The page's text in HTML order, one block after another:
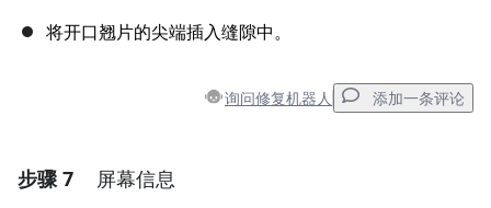
将开口翘片的尖端插入缝隙中。
询问修复机器人 添加一条评论
步骤 7 屏幕信息